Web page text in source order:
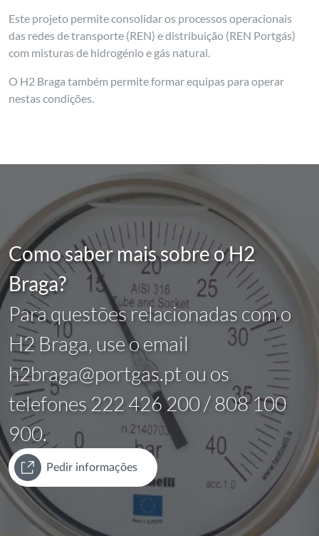
Este projeto permite consolidar os processos operacionais
das redes de transporte (REN) e distribuição (REN Portgás)
com misturas de hidrogénio e gás natural.
O H2 Braga também permite formar equipas para operar
nestas condições.
Como saber mais sobre o H2
Braga?
Para questões relacionadas com o
H2 Braga, use o email
h2braga@portgas.pt ou os
telefones 222 426 200 / 808 100
900.
Pedir informações